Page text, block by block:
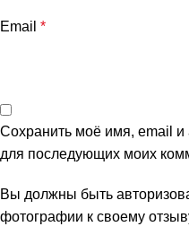
Email *
Сохранить моё имя, email и
для последующих моих
Вы должны быть
фотографии к своему